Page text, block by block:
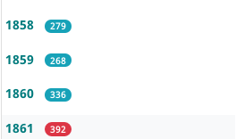
1858 279
1859 268
1860 336
1861 392